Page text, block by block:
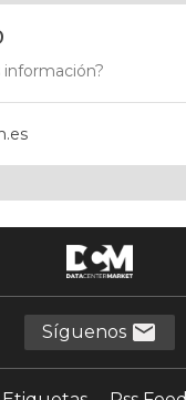
información?
Síguenos